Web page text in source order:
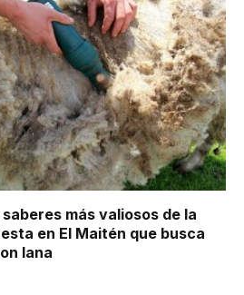
más valiosos de la
en El Maitén que busca
lana